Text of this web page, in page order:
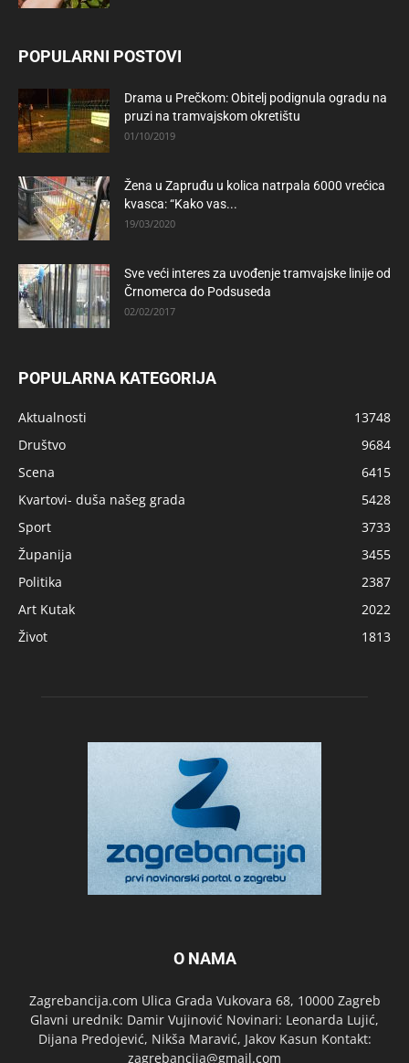
POPULARNI POSTOVI
Drama u Prečkom: Obitelj podignula ogradu na
pruzi na tramvajskom okretištu
01/10/2019
Žena u Zapruđu u kolica natrpala 6000 vrećica
kvasca: “Kako vas...
19/03/2020
Sve veći interes za uvođenje tramvajske linije od
Črnomerca do Podsuseda
02/02/2017
POPULARNA KATEGORIJA
Aktualnosti
13748
Društvo
9684
Scena
6415
Kvartovi- duša našeg grada
5428
Sport
3733
Županija
3455
Politika
2387
Art Kutak
2022
Život
1813
O NAMA
Zagrebancija.com Ulica Grada Vukovara 68, 10000 Zagreb
Glavni urednik: Damir Vujinović Novinari: Leonarda Lujić,
Dijana Predojević, Nikša Maravić, Jakov Kasun Kontakt:
zagrebancija@gmail.com